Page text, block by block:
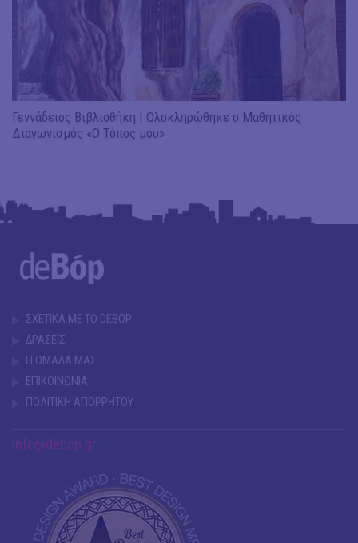
Γεννάδειος Βιβλιοθήκη | Ολοκληρώθηκε ο Μαθητικός
Διαγωνισμός «Ο Τόπος μου»
ΣΧΕΤΙΚΑ ΜΕ ΤΟ DEBOP
ΔΡΑΣΕΙΣ
Η ΟΜΑΔΑ ΜΑΣ
ΕΠΙΚΟΙΝΩΝΙΑ
ΠΟΛΙΤΙΚΗ ΑΠΟΡΡΗΤΟΥ
info@debop.gr